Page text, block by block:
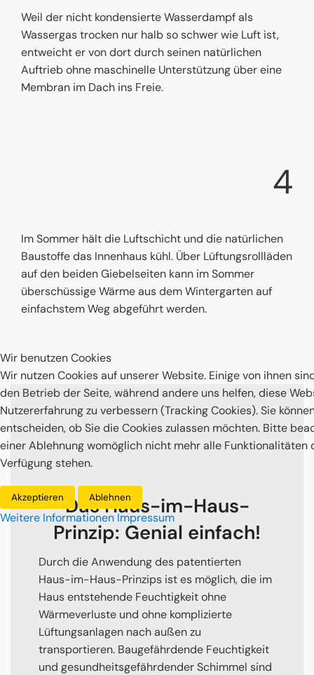
Weil der nicht kondensierte Wasserdampf als
Wassergas trocken nur halb so schwer wie Luft ist,
entweicht er von dort durch seinen natürlichen
Auftrieb ohne maschinelle Unterstützung über eine
Membran im Dach ins Freie.
4
Im Sommer hält die Luftschicht und die natürlichen
Baustoffe das Innenhaus kühl. Über Lüftungsrollläden
auf den beiden Giebelseiten kann im Sommer
überschüssige Wärme aus dem Wintergarten auf
einfachstem Weg abgeführt werden.
Das Haus-im-Haus-
Prinzip: Genial einfach!
Durch die Anwendung des patentierten
Haus-im-Haus-Prinzips ist es möglich, die im
Haus entstehende Feuchtigkeit ohne
Wärmeverluste und ohne komplizierte
Lüftungsanlagen nach außen zu
transportieren. Baugefährdende Feuchtigkeit
und gesundheitsgefährdender Schimmel sind
Wir benutzen Cookies
Wir nutzen Cookies auf unserer Website. Einige von ihnen
den Betrieb der Seite, während andere uns helfen, diese
Nutzererfahrung zu verbessern (Tracking Cookies). Sie
entscheiden, ob Sie die Cookies zulassen möchten. Bitte
einer Ablehnung womöglich nicht mehr alle Funktionalitäten
Verfügung stehen.
Akzeptieren Ablehnen
Weitere Informationen Impressum